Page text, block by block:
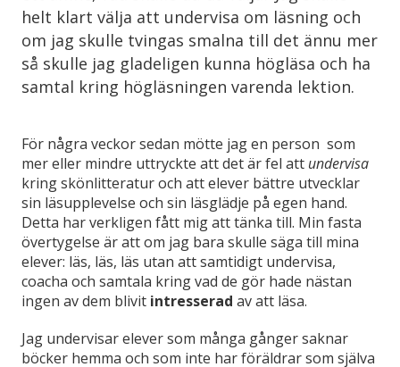
helt klart välja att undervisa om läsning och
om jag skulle tvingas smalna till det ännu mer
så skulle jag gladeligen kunna högläsa och ha
samtal kring högläsningen varenda lektion.
För några veckor sedan mötte jag en person som
mer eller mindre uttryckte att det är fel att undervisa
kring skönlitteratur och att elever bättre utvecklar
sin läsupplevelse och sin läsglädje på egen hand.
Detta har verkligen fått mig att tänka till. Min fasta
övertygelse är att om jag bara skulle säga till mina
elever: läs, läs, läs utan att samtidigt undervisa,
coacha och samtala kring vad de gör hade nästan
ingen av dem blivit intresserad av att läsa.
Jag undervisar elever som många gånger saknar
böcker hemma och som inte har föräldrar som själva